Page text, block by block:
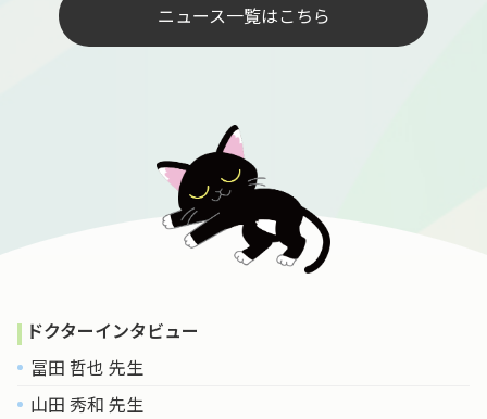
ニュース一覧はこちら
ドクターインタビュー
冨田 哲也 先生
山田 秀和 先生